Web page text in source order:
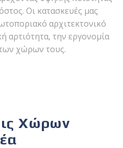
Οι κατασκευές μας
αρχιτεκτονικό
αρτιότητα, την εργονομία
των χώρων τους.
Χώρων